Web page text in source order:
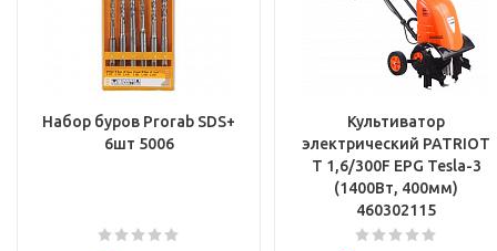
Набор буров Prorab SDS+
6шт 5006
Культиватор
электрический PATRIOT
T 1,6/300F EPG Tesla-3
(1400Вт, 400мм)
460302115